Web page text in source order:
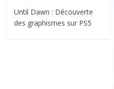
Until Dawn : Découverte
des graphismes sur PS5